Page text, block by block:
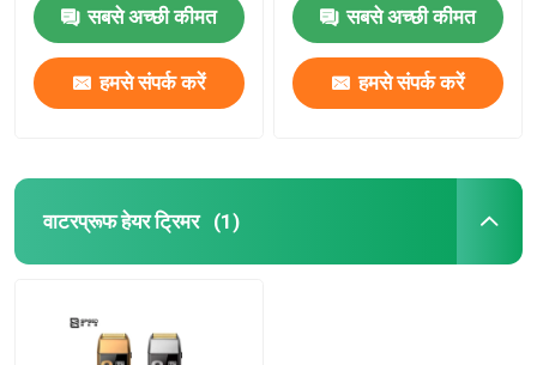
सबसे अच्छी कीमत
हमसे संपर्क करें
सबसे अच्छी कीमत
हमसे संपर्क करें
वाटरप्रूफ हेयर ट्रिमर (1)